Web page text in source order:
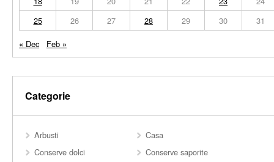
25
26 27 28 29 30
31
« Dec
Feb »
Categorie
Arbusti
Casa
Conserve dolci
Conserve saporite